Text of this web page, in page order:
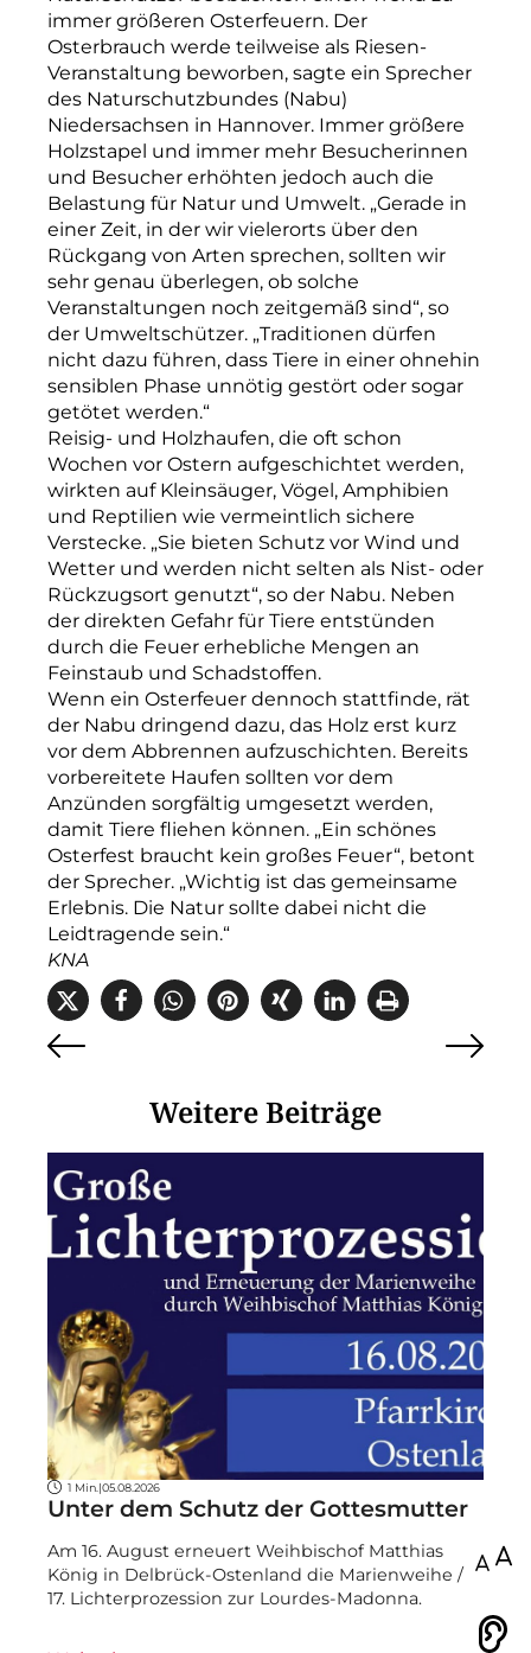
immer größeren Osterfeuern. Der
Osterbrauch werde teilweise als Riesen-
Veranstaltung beworben, sagte ein Sprecher
des Naturschutzbundes (Nabu)
Niedersachsen in Hannover. Immer größere
Holzstapel und immer mehr Besucherinnen
und Besucher erhöhten jedoch auch die
Belastung für Natur und Umwelt. „Gerade in
einer Zeit, in der wir vielerorts über den
Rückgang von Arten sprechen, sollten wir
sehr genau überlegen, ob solche
Veranstaltungen noch zeitgemäß sind“, so
der Umweltschützer. „Traditionen dürfen
nicht dazu führen, dass Tiere in einer ohnehin
sensiblen Phase unnötig gestört oder sogar
getötet werden.“
Reisig- und Holzhaufen, die oft schon
Wochen vor Ostern aufgeschichtet werden,
wirkten auf Kleinsäuger, Vögel, Amphibien
und Reptilien wie vermeintlich sichere
Verstecke. „Sie bieten Schutz vor Wind und
Wetter und werden nicht selten als Nist- oder
Rückzugsort genutzt“, so der Nabu. Neben
der direkten Gefahr für Tiere entstünden
durch die Feuer erhebliche Mengen an
Feinstaub und Schadstoffen.
Wenn ein Osterfeuer dennoch stattfinde, rät
der Nabu dringend dazu, das Holz erst kurz
vor dem Abbrennen aufzuschichten. Bereits
vorbereitete Haufen sollten vor dem
Anzünden sorgfältig umgesetzt werden,
damit Tiere fliehen können. „Ein schönes
Osterfest braucht kein großes Feuer“, betont
der Sprecher. „Wichtig ist das gemeinsame
Erlebnis. Die Natur sollte dabei nicht die
Leidtragende sein.“
KNA
Weitere Beiträge
1 Min. |05.08.2026
Unter dem Schutz der Gottesmutter
Am 16. August erneuert Weihbischof Matthias
König in Delbrück-Ostenland die Marienweihe /
17. Lichterprozession zur Lourdes-Madonna.
100